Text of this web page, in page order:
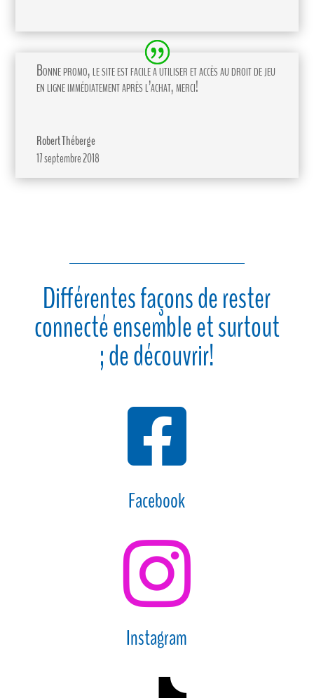
Bonne promo, le site est facile a utiliser et accès au droit de jeu
en ligne immédiatement après l’achat, merci!
Robert Théberge
17 septembre 2018
Différentes façons de rester
connecté ensemble et surtout
; de découvrir!

Facebook

Instagram